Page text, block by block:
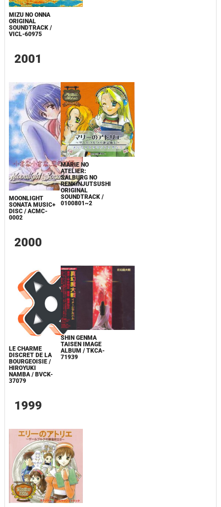
MIZU NO ONNA
ORIGINAL
SOUNDTRACK /
VICL-60975
2001
MOONLIGHT
SONATA MUSIC+
DISC / ACMC-
0002
MARIE NO
ATELIER:
SALBURG NO
RENKINJUTSUSHI
ORIGINAL
SOUNDTRACK /
0100801~2
2000
LE CHARME
DISCRET DE LA
BOURGEOISIE /
HIROYUKI
NAMBA / BVCK-
37079
SHIN GENMA
TAISEN IMAGE
ALBUM / TKCA-
71939
1999